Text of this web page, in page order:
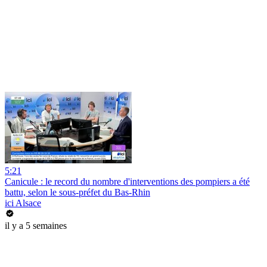
5:21
Canicule : le record du nombre d'interventions des pompiers a été
battu, selon le sous-préfet du Bas-Rhin
ici Alsace
il y a 5 semaines